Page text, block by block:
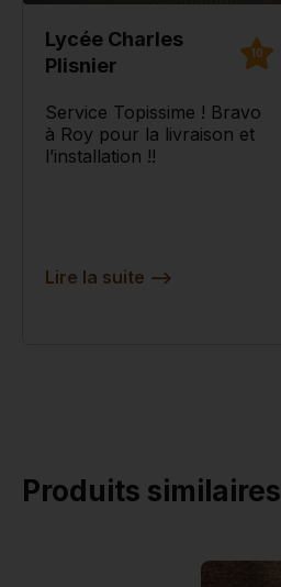
Lycée Charles
Plisnier
10
Service Topissime ! Bravo
à Roy pour la livraison et
l’installation !!
Lire la suite -->
Produits similaires